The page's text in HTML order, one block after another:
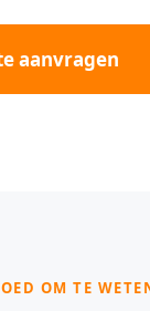
aanvragen
OM TE